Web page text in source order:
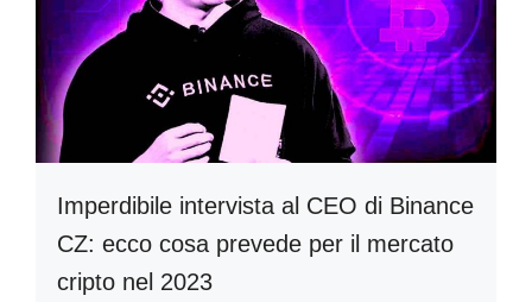
Imperdibile intervista al CEO di Binance
CZ: ecco cosa prevede per il mercato
cripto nel 2023